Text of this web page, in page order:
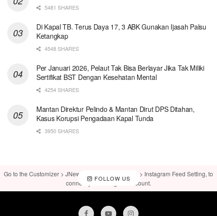
5481 SHARES
Di Kapal TB. Terus Daya 17, 3 ABK Gunakan Ijasah Palsu
Ketangkap
4548 SHARES
Per Januari 2026, Pelaut Tak Bisa Berlayar Jika Tak Miliki
Sertifikat BST Dengan Kesehatan Mental
4254 SHARES
Mantan Direktur Pelindo & Mantan Dirut DPS Ditahan,
Kasus Korupsi Pengadaan Kapal Tunda
3950 SHARES
FOLLOW US
Go to the Customizer > JNews : Social, Like & View > Instagram Feed Setting, to
connect your Instagram account.